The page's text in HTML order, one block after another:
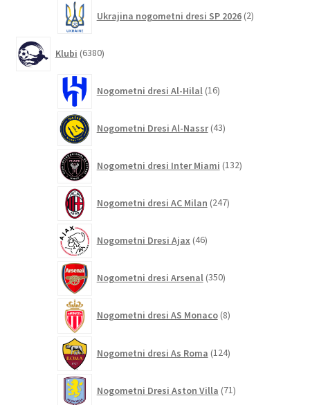
Ukrajina nogometni dresi SP 2026 2izdelka
Klubi 6380izdelkov
Nogometni dresi Al-Hilal 16izdelkov
Nogometni Dresi Al-Nassr 43izdelkov
Nogometni dresi Inter Miami 132izdelkov
Nogometni dresi AC Milan 247izdelkov
Nogometni Dresi Ajax 46izdelkov
Nogometni dresi Arsenal 350izdelkov
Nogometni dresi AS Monaco 8izdelkov
Nogometni dresi As Roma 124izdelkov
Nogometni Dresi Aston Villa 71izdelkov